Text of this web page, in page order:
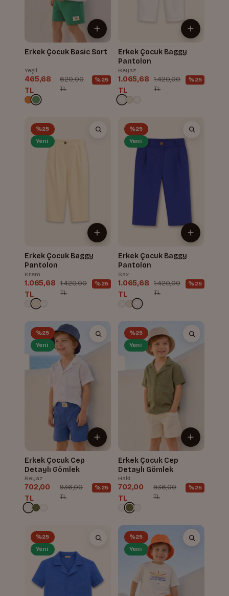
Erkek Çocuk Basic Sort
Yeşil
465,68
TL
620,00
TL
%25
Erkek Çocuk Baggy
Pantolon
Beyaz
1.065,68
TL
1.420,00
TL
%25
%25
Yeni
Erkek Çocuk Baggy
Pantolon
Krem
1.065,68
TL
1.420,00
TL
%25
%25
Yeni
Erkek Çocuk Baggy
Pantolon
Sax
1.065,68
TL
1.420,00
TL
%25
%25
Yeni
Erkek Çocuk Cep
Detaylı Gömlek
Beyaz
702,00
TL
936,00
TL
%25
%25
Yeni
Erkek Çocuk Cep
Detaylı Gömlek
Haki
702,00
TL
936,00
TL
%25
%25
Yeni
%25
Yeni